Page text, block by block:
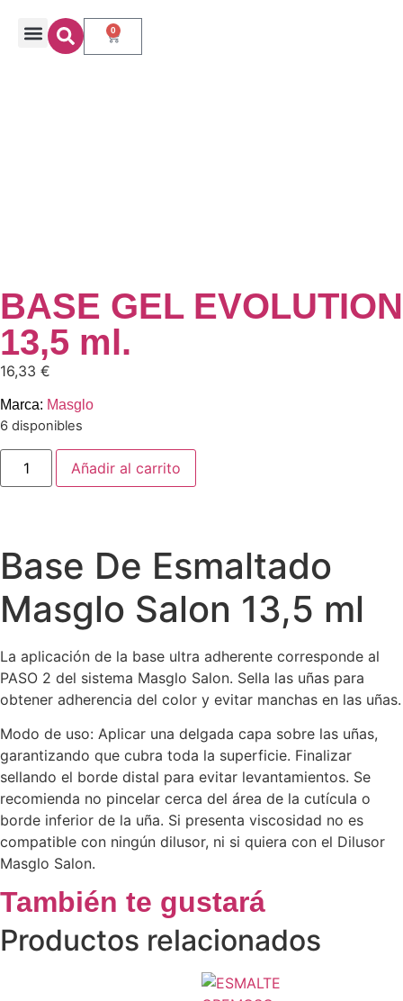
0
BASE GEL EVOLUTION
13,5 ml.
16,33 €
Marca: Masglo
6 disponibles
Añadir al carrito
Base De Esmaltado
Masglo Salon 13,5 ml
La aplicación de la base ultra adherente corresponde al
PASO 2 del sistema Masglo Salon. Sella las uñas para
obtener adherencia del color y evitar manchas en las uñas.
Modo de uso: Aplicar una delgada capa sobre las uñas,
garantizando que cubra toda la superficie. Finalizar
sellando el borde distal para evitar levantamientos. Se
recomienda no pincelar cerca del área de la cutícula o
borde inferior de la uña. Si presenta viscosidad no es
compatible con ningún dilusor, ni si quiera con el Dilusor
Masglo Salon.
También te gustará
Productos relacionados